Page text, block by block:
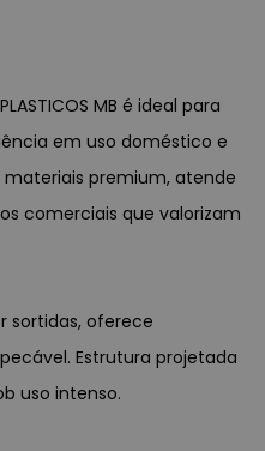
MB é ideal para
em uso doméstico e
premium, atende
comerciais que valorizam
sortidas, oferece
Estrutura projetada
uso intenso.